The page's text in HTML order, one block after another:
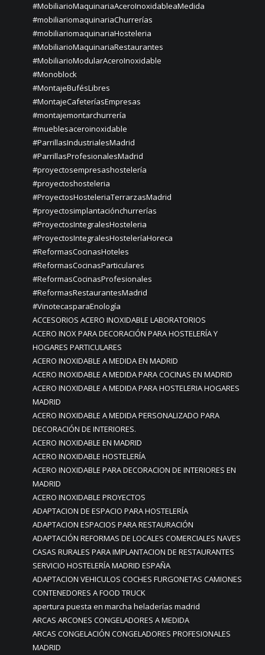
#MobiliarioMaquinariaAceroInoxidableaMedida
#mobiliariomaquinariaChurrerías
#mobiliariomaquinariaHosteleria
#MobiliarioMaquinariaRestaurantes
#MobiliarioModularAceroInoxidable
#Monoblock
#MontajeBufésLibres
#MontajeCafeteríasEmpresas
#montajemontarchurrería
#mueblesaceroinoxidable
#ParrillasIndustrialesMadrid
#ParrillasProfesionalesMadrid
#proyectosempresashostelería
#proyectoshosteleria
#ProyectosHosteleriaTerrarzasMadrid
#proyectosimplantaciónchurrerías
#ProyectosIntegralesHosteleria
#ProyectosIntegralesHosteleríaHoreca
#ReformasCocinasHoteles
#ReformasCocinasParticulares
#ReformasCocinasProfesionales
#ReformasRestaurantesMadrid
#VinotecasparaEnología
ACCESORIOS ACERO INOXIDABLE LABORATORIOS
ACERO INOX PARA DECORACIÓN PARA HOSTELERÍA Y
HOGARES PARTICULARES
ACERO INOXIDABLE A MEDIDA EN MADRID
ACERO INOXIDABLE A MEDIDA PARA COCINAS EN MADRID
ACERO INOXIDABLE A MEDIDA PARA HOSTELERIA HOGARES
MADRID
ACERO INOXIDABLE A MEDIDA PERSONALIZADO PARA
DECORACIÓN DE INTERIORES.
ACERO INOXIDABLE EN MADRID
ACERO INOXIDABLE HOSTELERÍA
ACERO INOXIDABLE PARA DECORACION DE INTERIORES EN
MADRID
ACERO INOXIDABLE PROYECTOS
ADAPTACION DE ESPACIO PARA HOSTELERÍA
ADAPTACION ESPACIOS PARA RESTAURACIÓN
ADAPTACIÓN REFORMAS DE LOCALES COMERCIALES NAVES
CASAS RURALES PARA IMPLANTACION DE RESTAURANTES
SERVICIO HOSTELERÍA MADRID ESPAÑA
ADAPTACION VEHICULOS COCHES FURGONETAS CAMIONES
CONTENEDORES A FOOD TRUCK
apertura puesta en marcha heladerías madrid
ARCAS ARCONES CONGELADORES A MEDIDA
ARCAS CONGELACIÓN CONGELADORES PROFESIONALES
MADRID